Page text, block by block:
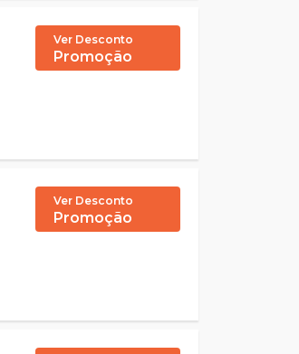
Ver Desconto
Promoção
Ver Desconto
Promoção